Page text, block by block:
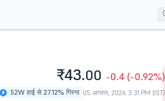
₹43.00 -0.4 (-0.92%)
52W हाई से 27.12% गिरना 05 अगस्त, 2026 3:31 PM (IST)